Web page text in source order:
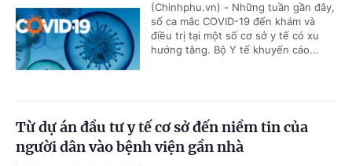
(Chinhphu.vn) - Những tuần gần đây,
số ca mắc COVID-19 đến khám và
điều trị tại một số cơ sở y tế có xu
hướng tăng. Bộ Y tế khuyến cáo...
Từ dự án đầu tư y tế cơ sở đến niềm tin của
người dân vào bệnh viện gần nhà